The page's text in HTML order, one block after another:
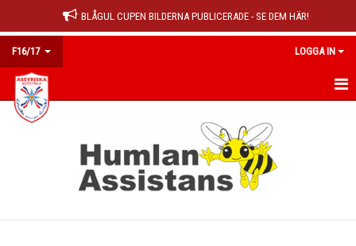
BLÅGUL CUPEN BILDERNA PUBLICERADE - SE DEM HÄR!
F16/17 LOGGA IN
HEM